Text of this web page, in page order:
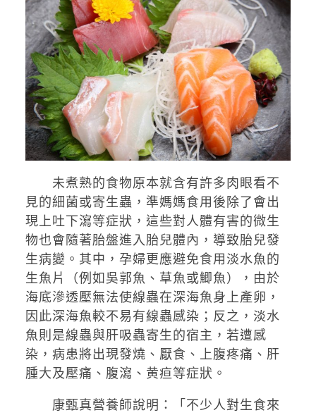
未煮熟的食物原本就含有許多肉眼看不
見的細菌或寄生蟲，準媽媽食用後除了會出
現上吐下瀉等症狀，這些對人體有害的微生
物也會隨著胎盤進入胎兒體內，導致胎兒發
生病變。其中，孕婦更應避免食用淡水魚的
生魚片（例如吳郭魚、草魚或鯽魚），由於
海底滲透壓無法使線蟲在深海魚身上產卵，
因此深海魚較不易有線蟲感染；反之，淡水
魚則是線蟲與肝吸蟲寄生的宿主，若遭感
染，病患將出現發燒、厭食、上腹疼痛、肝
腫大及壓痛、腹瀉、黄疸等症狀。
康甄真營養師說明：「不少人對生食來